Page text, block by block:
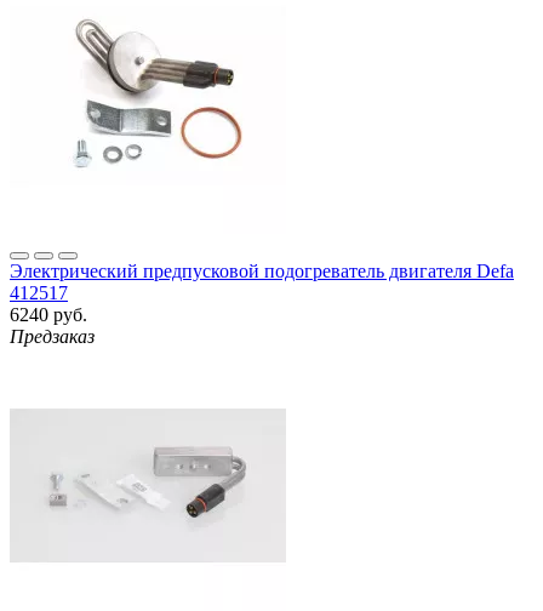
Электрический предпусковой подогреватель двигателя Defa
412517
6240 руб.
Предзаказ